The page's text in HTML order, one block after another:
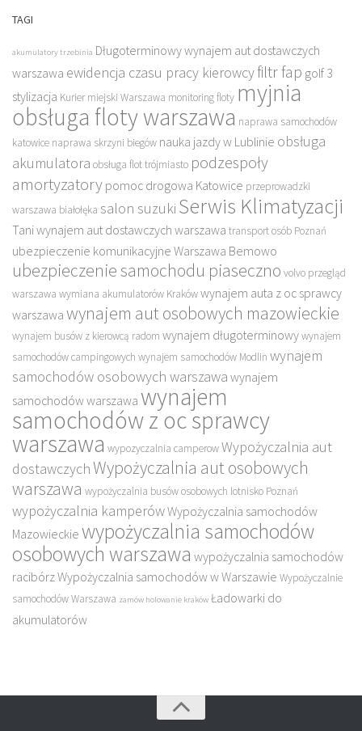
TAGI
akumulatory trzebinia Długoterminowy wynajem aut dostawczych
warszawa ewidencja czasu pracy kierowcyfiltr fap golf 3
stylizacja Kurier miejski Warszawa monitoring floty myjnia
obsługa floty warszawa naprawa samochodów
katowice naprawa skrzyni biegów nauka jazdy w Lublinie obsługa
akumulatora obsługa flot trójmiasto podzespoły
amortyzatory pomoc drogowa Katowice przeprowadzki
warszawa białołęka salon suzuki Serwis Klimatyzacji
Tani wynajem aut dostawczych warszawa transport osób Poznań
ubezpieczenie komunikacyjne Warszawa Bemowo
ubezpieczenie samochodu piaseczno volvo przegląd
warszawa wymiana akumulatorów Krakówwynajem auta z oc sprawcy
warszawa wynajem aut osobowych mazowieckie
wynajem busów z kierowcą radom wynajem długoterminowywynajem
samochodów campingowych wynajem samochodów Modlin wynajem
samochodów osobowych warszawa wynajem
samochodów warszawa wynajem
samochodów z oc sprawcy
warszawa wypozyczalnia camperowWypożyczalnia aut
dostawczychWypożyczalnia aut osobowych
warszawa wypożyczalnia busów osobowych lotnisko Poznań
wypożyczalnia kamperówWypożyczalnia samochodów
Mazowieckie wypożyczalnia samochodów
osobowych warszawa wypożyczalnia samochodów
racibórzWypożyczalnia samochodów w Warszawie Wypożyczalnie
samochodów Warszawa zamów holowanie kraków Ładowarki do
akumulatorów